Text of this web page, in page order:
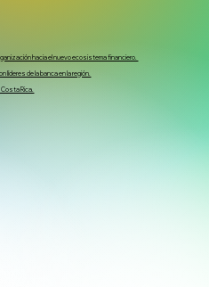
hacia el nuevo ecosistema financiero.
líderes de la banca en la región.
Rica.